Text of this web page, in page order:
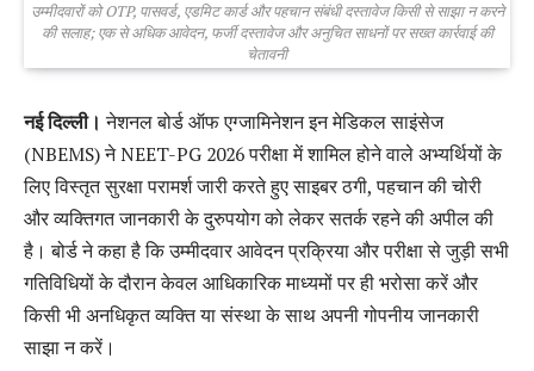
उम्मीदवारों को OTP, पासवर्ड, एडमिट कार्ड और पहचान संबंधी दस्तावेज किसी से साझा न करने
की सलाह; एक से अधिक आवेदन, फर्जी दस्तावेज और अनुचित साधनों पर सख्त कार्रवाई की
चेतावनी
नई दिल्ली। नेशनल बोर्ड ऑफ एग्जामिनेशन इन मेडिकल साइंसेज
(NBEMS) ने NEET-PG 2026 परीक्षा में शामिल होने वाले अभ्यर्थियों के
लिए विस्तृत सुरक्षा परामर्श जारी करते हुए साइबर ठगी, पहचान की चोरी
और व्यक्तिगत जानकारी के दुरुपयोग को लेकर सतर्क रहने की अपील की
है। बोर्ड ने कहा है कि उम्मीदवार आवेदन प्रक्रिया और परीक्षा से जुड़ी सभी
गतिविधियों के दौरान केवल आधिकारिक माध्यमों पर ही भरोसा करें और
किसी भी अनधिकृत व्यक्ति या संस्था के साथ अपनी गोपनीय जानकारी
साझा न करें।